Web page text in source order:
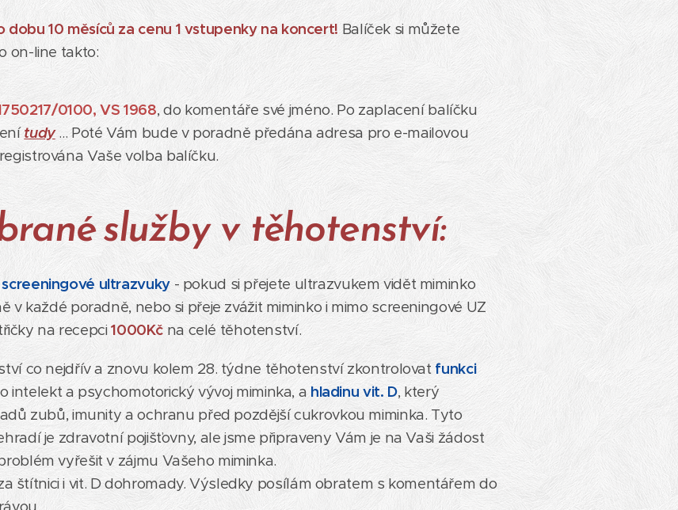
10 měsíců za cenu 1 vstupenky na koncert! Balíček si můžete
on-line takto:
0100, VS 1968, do komentáře své jméno. Po zaplacení balíčku
tudy ... Poté Vám bude v poradně předána adresa pro e-mailovou
Vaše volba balíčku.
služby v těhotenství:
ultrazvuky- pokud si přejete ultrazvukem vidět miminko
v každé poradně, nebo si přeje zvážit miminko i mimo screeningové UZ
na recepci1000Kč na celé těhotenství.
co nejdřív a znovu kolem 28. týdne těhotenství zkontrolovat funkci
intelekt a psychomotorický vývoj miminka, a hladinu vit. D, který
zubů, imunity a ochranu před pozdější cukrovkou miminka. Tyto
je zdravotní pojišťovny, ale jsme připraveny Vám je na Vaši žádost
vyřešit v zájmu Vašeho miminka.
štítnici i vit. D dohromady. Výsledky posílám obratem s komentářem do